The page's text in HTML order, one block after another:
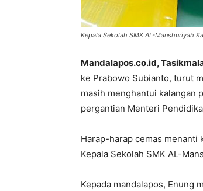
Kepala Sekolah SMK AL-Manshuriyah
Mandalapos.co.id,
ke Prabowo Subianto, turut
masih menghantui kalangan
pergantian Menteri
Harap-harap cemas menanti
Kepala Sekolah SMK AL-
Kepada mandalapos, Enung